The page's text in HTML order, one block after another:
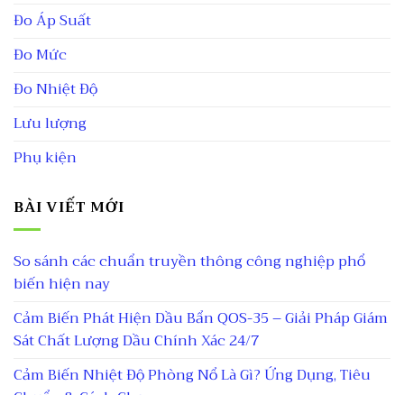
Đo Áp Suất
Đo Mức
Đo Nhiệt Độ
Lưu lượng
Phụ kiện
BÀI VIẾT MỚI
So sánh các chuẩn truyền thông công nghiệp phổ
biến hiện nay
Cảm Biến Phát Hiện Dầu Bẩn QOS-35 – Giải Pháp Giám
Sát Chất Lượng Dầu Chính Xác 24/7
Cảm Biến Nhiệt Độ Phòng Nổ Là Gì? Ứng Dụng, Tiêu